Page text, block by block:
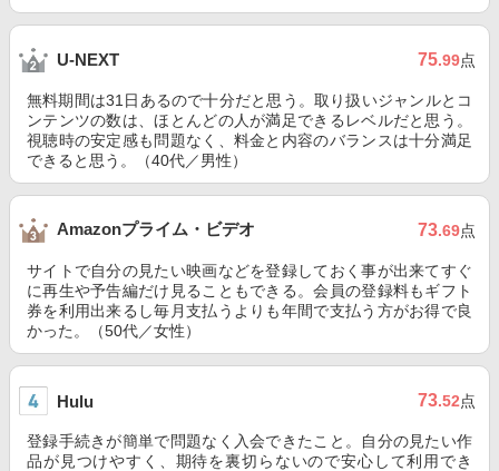
U-NEXT 75.99点
無料期間は31日あるので十分だと思う。取り扱いジャンルとコ
ンテンツの数は、ほとんどの人が満足できるレベルだと思う。
視聴時の安定感も問題なく、料金と内容のバランスは十分満足
できると思う。（40代／男性）
Amazonプライム・ビデオ 73.69点
サイトで自分の見たい映画などを登録しておく事が出来てすぐ
に再生や予告編だけ見ることもできる。会員の登録料もギフト
券を利用出来るし毎月支払うよりも年間で支払う方がお得で良
かった。（50代／女性）
Hulu 73.52点
登録手続きが簡単で問題なく入会できたこと。自分の見たい作
品が見つけやすく、期待を裏切らないので安心して利用でき